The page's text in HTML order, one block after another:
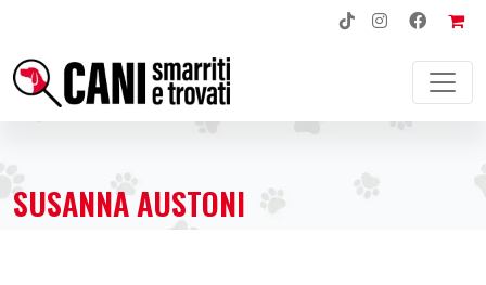
NAVIGAZIONE PRINCIPALE
SUSANNA AUSTONI